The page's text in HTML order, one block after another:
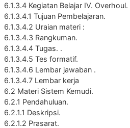
6.1.3.4 Kegiatan Belajar IV. Overhoul.
6.1.3.4.1 Tujuan Pembelajaran.
6.1.3.4.2 Uraian materi :
6.1.3.4.3 Rangkuman.
6.1.3.4.4 Tugas. .
6.1.3.4.5 Tes formatif.
6.1.3.4.6 Lembar jawaban .
6.1.3.4.7 Lembar kerja
6.2 Materi Sistem Kemudi.
6.2.1 Pendahuluan.
6.2.1.1 Deskripsi.
6.2.1.2 Prasarat.